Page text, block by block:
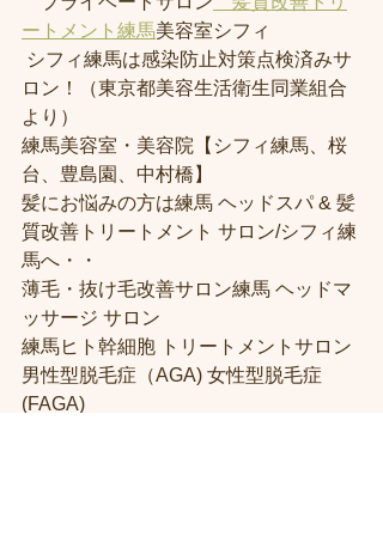
ートメント練馬美容室シフィ
シフィ練馬は感染防止対策点検済みサ
ロン！（東京都美容生活衛生同業組合
より）
練馬美容室・美容院【シフィ練馬、桜
台、豊島園、中村橋】
髪にお悩みの方は練馬 ヘッドスパ & 髪
質改善トリートメント サロン/シフィ練
馬へ・・
薄毛・抜け毛改善サロン練馬 ヘッドマ
ッサージ サロン
練馬ヒト幹細胞 トリートメントサロン
男性型脱毛症（AGA) 女性型脱毛症
(FAGA)